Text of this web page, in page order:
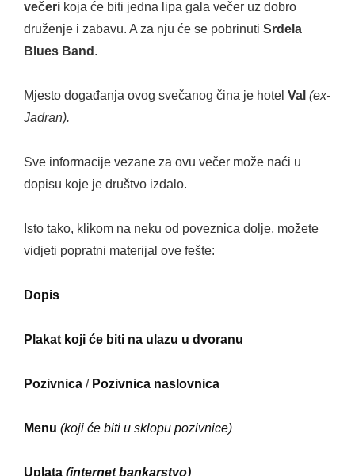
večeri koja će biti jedna lipa gala večer uz dobro
druženje i zabavu. A za nju će se pobrinuti Srdela
Blues Band .
Mjesto događanja ovog svečanog čina je hotel Val (ex-
Jadran).
Sve informacije vezane za ovu večer može naći u
dopisu koje je društvo izdalo.
Isto tako, klikom na neku od poveznica dolje, možete
vidjeti popratni materijal ove fešte:
Dopis
Plakat koji će biti na ulazu u dvoranu
Pozivnica / Pozivnica naslovnica
Menu (koji će biti u sklopu pozivnice)
Uplata (internet bankarstvo)